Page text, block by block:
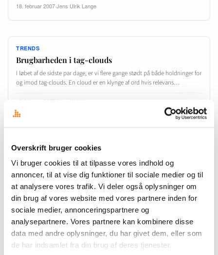
Overskrift bruger cookies
Vi bruger cookies til at tilpasse vores indhold og
annoncer, til at vise dig funktioner til sociale medier og til
at analysere vores trafik. Vi deler også oplysninger om
din brug af vores website med vores partnere inden for
sociale medier, annonceringspartnere og
analysepartnere. Vores partnere kan kombinere disse
data med andre oplysninger, du har givet dem, eller som
de har indsamlet fra din brug af deres tjenester.
18. februar 2007·Jens Ulrik Lange
TRENDS
Brugbarheden i tag-clouds
I løbet af de sidste par dage, er vi flere gange stødt på både holdninger for
og imod tag-clouds. En cloud er en klynge af ord hvis relevans…
16. februar 2007 Jens Ulrik Lange
TRENDS
Speciale om weblogs til download
Stinne har færdiggjort sit speciale på Informationsvidenskab på Aarhus
Universitet, hvori hun blandt andet optegner sociale netværk i den
danske del af blogosfæren. Hent en .pdf-kopi via hendes…
15. februar 2007
TRENDS